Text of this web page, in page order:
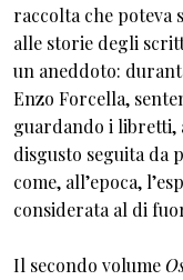
raccolta che poteva
alle storie degli
un aneddoto:
Enzo Forcella,
guardando i libretti,
disgusto seguita da
come, all’epoca,
considerata al di
Il secondo volume